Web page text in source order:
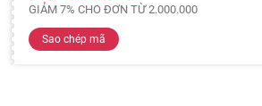
GIẢM 7% CHO ĐƠN TỪ 2.000.000
Sao chép mã